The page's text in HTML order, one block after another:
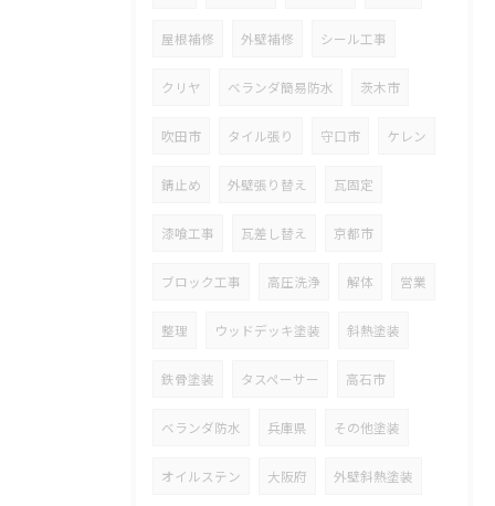
屋根補修 外壁補修 シール工事
クリヤ ベランダ簡易防水 茨木市
吹田市 タイル張り 守口市 ケレン
錆止め 外壁張り替え 瓦固定
漆喰工事 瓦差し替え 京都市
ブロック工事 高圧洗浄 解体 営業
整理 ウッドデッキ塗装 斜熱塗装
鉄骨塗装 タスペーサー 高石市
ベランダ防水 兵庫県 その他塗装
オイルステン 大阪府 外壁斜熱塗装